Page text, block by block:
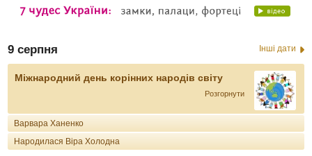
9 серпня Інші дати
Міжнародний день корінних народів світу
Розгорнути
Варвара Ханенко
Народилася Віра Холодна